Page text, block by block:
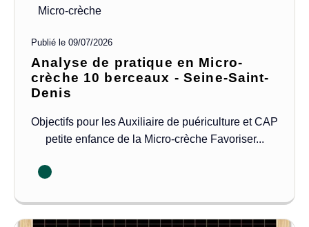
Micro-crèche
Publié le 09/07/2026
Analyse de pratique en Micro-
crèche 10 berceaux - Seine-Saint-
Denis
Objectifs pour les Auxiliaire de puériculture et CAP
petite enfance de la Micro-crèche Favoriser...